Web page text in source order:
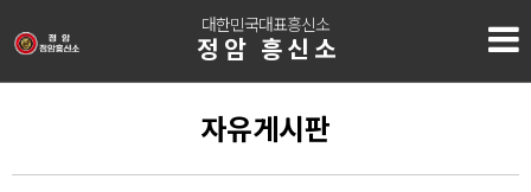
대한민국대표흥신소
정암 흥신소
자유게시판